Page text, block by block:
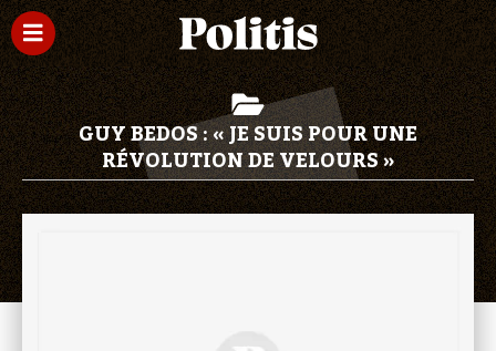
GUY BEDOS : « JE SUIS POUR UNE
RÉVOLUTION DE VELOURS »